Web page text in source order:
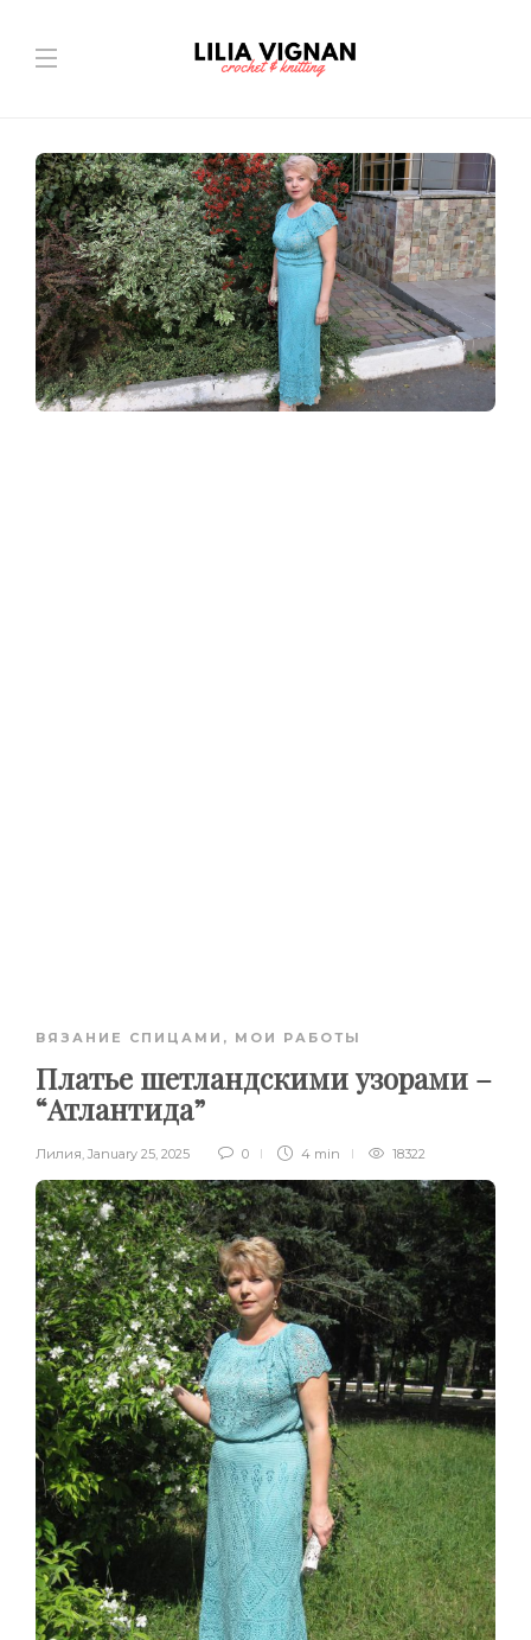
ВЯЗАНИЕ СПИЦАМИ , МОИ РАБОТЫ
Платье шетландскими узорами –
“Атлантида”
Лилия, January 25, 2025 0 4 min 18322